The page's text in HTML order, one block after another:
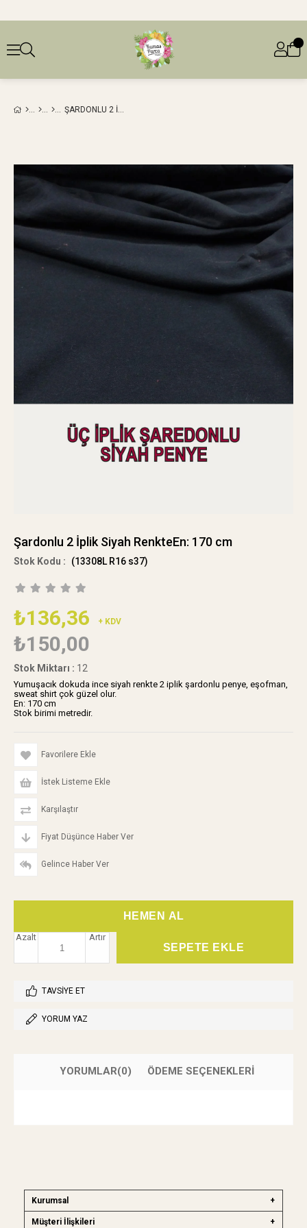
ŞARDONLU 2 İPLIK SIYAH RENKTEEN: 170 CM
Şardonlu 2 İplik Siyah RenkteEn: 170 cm
(13308L R16 s37)
₺136,36 + KDV
₺150,00
Stok Miktarı : 12
Yumuşacık dokuda ince siyah renkte 2 iplik şardonlu penye, eşofman,
sweat shirt çok güzel olur.
En: 170 cm
Stok birimi metredir.
Favorilere Ekle
İstek Listeme Ekle
Karşılaştır
Fiyat Düşünce Haber Ver
Gelince Haber Ver
Artır
Azalt
TAVSIYE ET
YORUM YAZ
YORUMLAR(0) ÖDEME SEÇENEKLERI
Kurumsal
Müşteri İlişkileri